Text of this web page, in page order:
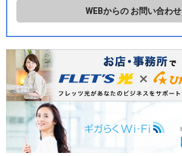
WEBからの お問い合わせ